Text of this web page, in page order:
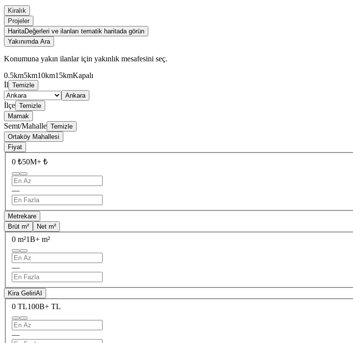
Kiralık
Projeler
HaritaDeğerleri ve ilanları tematik haritada görün
Yakınımda Ara
Konumuna yakın ilanlar için yakınlık mesafesini seç.
0.5km5km10km15kmKapalı
İl Temizle
Ankara
İlçe Temizle
Mamak
Semt/Mahalle Temizle
Ortaköy Mahallesi
Fiyat
0 ₺50M+ ₺
—
Metrekare
Brüt m²
Net m²
0 m²1B+ m²
—
Kira GeliriAI
0 TL100B+ TL
—